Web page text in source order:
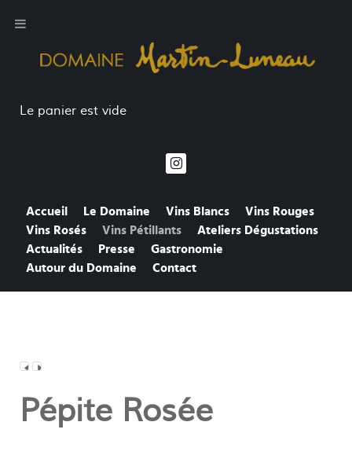
Le panier est vide
Accueil Le Domaine Vins Blancs
Vins Rouges
Vins Rosés
Vins Pétillants
Ateliers Dégustations
Actualités
Presse
Gastronomie
Autour du Domaine
Contact
Pépite Rosée